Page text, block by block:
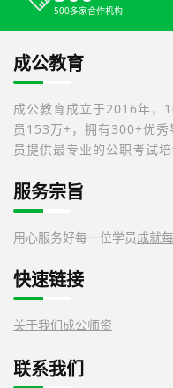
500多家合作机构
成公教育
成公教育成立于2016年，
员153万+，拥有300+优
员提供最专业的公职考试培
服务宗旨
用心服务好每一位学员成就
快速链接
关于我们成公师资
联系我们